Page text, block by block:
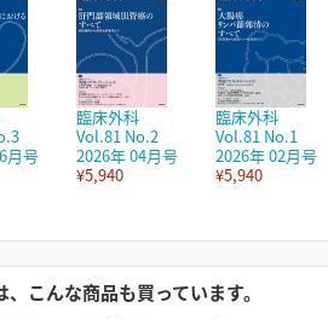
月号
臨床外科
Vol.81 No.2
2026年 04月号
¥5,940
臨床外科
Vol.81 No.1
2026年 02月号
¥5,940
こんな商品も買っています。